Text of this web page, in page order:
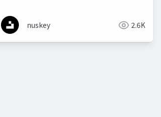
nuskey 2.6K